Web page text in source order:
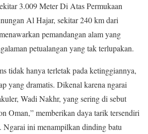
3.009 Meter Di Atas Permukaan
Al Hajar, sekitar 240 km dari
pemandangan alam yang
petualangan yang tak terlupakan.
tidak hanya terletak pada ketinggiannya,
yang dramatis. Dikenal karena ngarai
Wadi Nakhr, yang sering di sebut
Oman,” memberikan daya tarik tersendiri
Ngarai ini menampilkan dinding batu